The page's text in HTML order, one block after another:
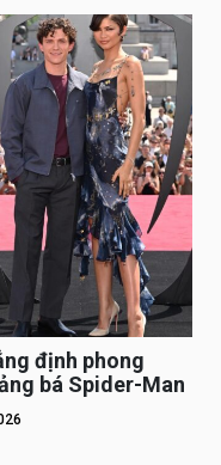
định phong
bá Spider-Man